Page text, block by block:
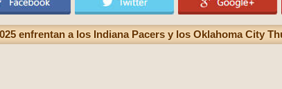
enfrentan a los Indiana Pacers y los Oklahoma City